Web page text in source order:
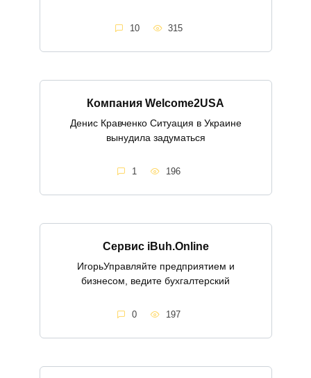
10 315
Компания Welcome2USA
Денис Кравченко Ситуация в Украине
вынудила задуматься
1 196
Cервис iBuh.Online
ИгорьУправляйте предприятием и
бизнесом, ведите бухгалтерский
0 197